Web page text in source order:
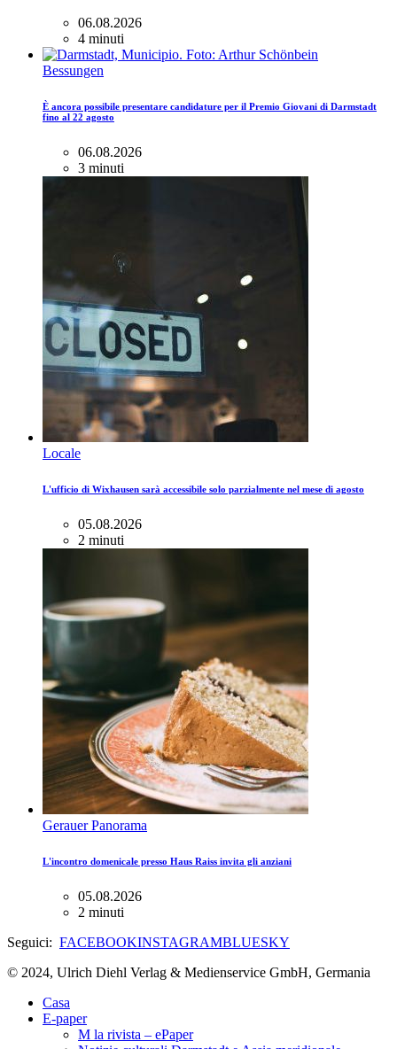
06.08.2026
4 minuti
Bessungen
È ancora possibile presentare candidature per il Premio Giovani di Darmstadt
fino al 22 agosto
06.08.2026
3 minuti
Locale
L'ufficio di Wixhausen sarà accessibile solo parzialmente nel mese di agosto
05.08.2026
2 minuti
Gerauer Panorama
L'incontro domenicale presso Haus Raiss invita gli anziani
05.08.2026
2 minuti
Seguici: FACEBOOKINSTAGRAMBLUESKY
© 2024, Ulrich Diehl Verlag & Medienservice GmbH, Germania
Casa
E-paper
M la rivista – ePaper